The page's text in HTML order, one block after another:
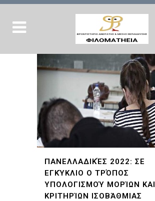
ΠΑΝΕΛΛΑΔΙΚΈΣ 2022: ΣΕ
ΕΓΚΎΚΛΙΟ Ο ΤΡΌΠΟΣ
ΥΠΟΛΟΓΙΣΜΟΎ ΜΟΡΊΩΝ ΚΑΙ
ΚΡΙΤΗΡΊΩΝ ΙΣΟΒΆΘΜΙΑΣ